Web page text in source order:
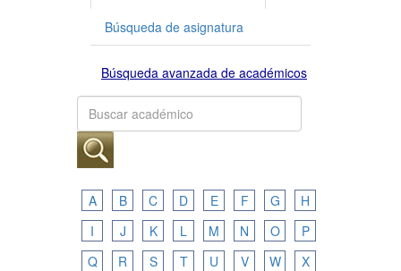
Búsqueda de asignatura
A B C D E F G
H
I
J K L M N O
P
Q
R S T U V W
X